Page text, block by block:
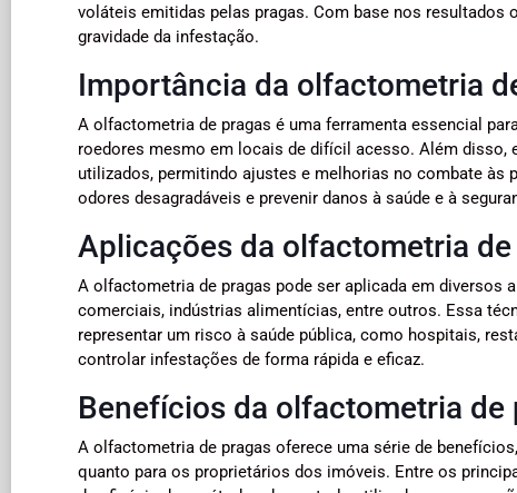
voláteis emitidas pelas pragas. Com base nos resultados
gravidade da infestação.
Importância da olfactometria
A olfactometria de pragas é uma ferramenta essencial
roedores mesmo em locais de difícil acesso. Além
utilizados, permitindo ajustes e melhorias no combate às
odores desagradáveis e prevenir danos à saúde e à
Aplicações da olfactometria
A olfactometria de pragas pode ser aplicada em
comerciais, indústrias alimentícias, entre outros. Essa
representar um risco à saúde pública, como hospitais,
controlar infestações de forma rápida e eficaz.
Benefícios da olfactometria de
A olfactometria de pragas oferece uma série de
quanto para os proprietários dos imóveis. Entre os